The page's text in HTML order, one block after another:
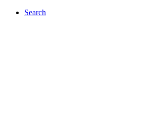
Search